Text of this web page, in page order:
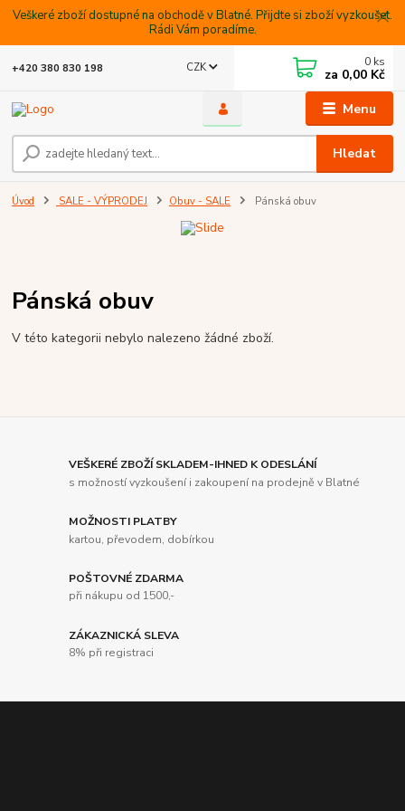
Veškeré zboží dostupné na obchodě v Blatné. Přijdte si zboží vyzkoušet.
Rádi Vám poradíme.
Menu
CZK
Hledat
+420 380 830 198 0 ks
za 0,00 Kč
Úvod SALE - VÝPRODEJ Obuv - SALE Pánská obuv
Pánská obuv
V této kategorii nebylo nalezeno žádné zboží.
VEŠKERÉ ZBOŽÍ SKLADEM-IHNED K ODESLÁNÍ
s možností vyzkoušení i zakoupení na prodejně v Blatné
MOŽNOSTI PLATBY
kartou, převodem, dobírkou
POŠTOVNÉ ZDARMA
při nákupu od 1500,-
ZÁKAZNICKÁ SLEVA
8% při registraci